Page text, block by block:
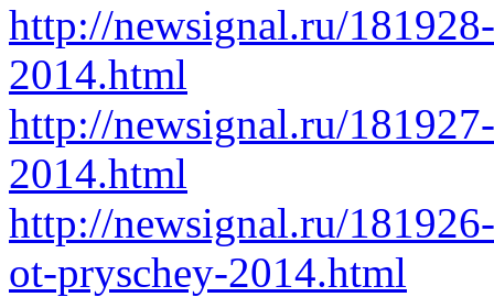
http://newsignal.ru/
2014.html
http://newsignal.ru/
2014.html
http://newsignal.ru/
ot-pryschey-2014.html